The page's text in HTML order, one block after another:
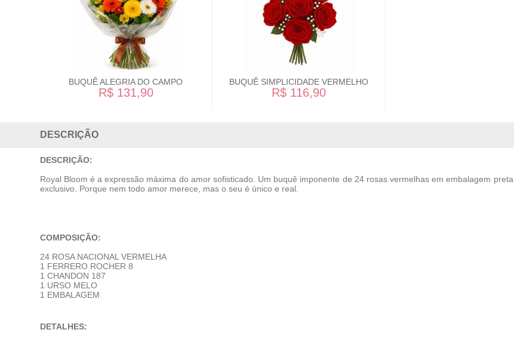
BUQUÊ ALEGRIA DO CAMPO
R$ 131,90
BUQUÊ SIMPLICIDADE VERMELHO
R$ 116,90
DESCRIÇÃO
DESCRIÇÃO:
Royal Bloom é a expressão máxima do amor sofisticado. Um buquê imponente de 24 rosas vermelhas em embalagem
exclusivo. Porque nem todo amor merece, mas o seu é único e real.
COMPOSIÇÃO:
24 ROSA NACIONAL VERMELHA
1 FERRERO ROCHER 8
1 CHANDON 187
1 URSO MELO
1 EMBALAGEM
DETALHES: